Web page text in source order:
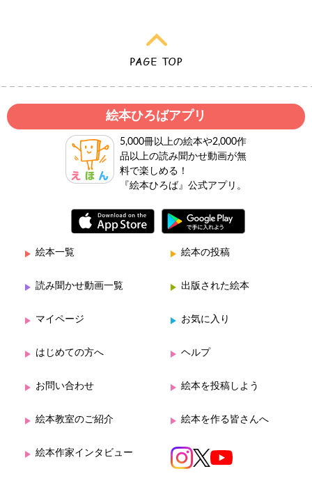
絵本ひろばアプリ
5,000冊以上の絵本や2,000作
品以上の読み聞かせ動画が無
料で楽しめる！
『絵本ひろば』公式アプリ。
絵本一覧 絵本の投稿
読み聞かせ動画一覧 出版された絵本
マイページ お気に入り
はじめての方へ ヘルプ
お問い合わせ 絵本を投稿しよう
絵本教室のご紹介 絵本を作る皆さんへ
絵本作家インタビュー